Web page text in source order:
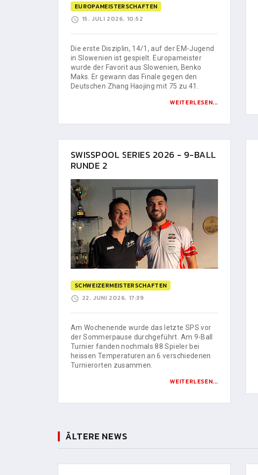
EUROPAMEISTERSCHAFTEN
15. JULI 2026, 10:52
Die erste Disziplin, 14/1, auf der EM-Jugend
in Slowenien ist gespielt. Europameister
wurde der Favorit aus Slowenien, Benko
Maks. Er gewann das Finale gegen den
Deutschen Zhang Haojing mit 75 zu 41.
WEITERLESEN...
SWISSPOOL SERIES 2026 - 9-BALL
RUNDE 2
SCHWEIZERMEISTERSCHAFTEN
22. JUNI 2026, 17:39
Am Wochenende wurde das letzte SPS vor
der Sommerpause durchgeführt. Am 9-Ball
Turnier fanden nochmals 88 Spieler bei
heissen Temperaturen an 6 verschiedenen
Turnierorten zusammen.
WEITERLESEN...
ÄLTERE NEWS